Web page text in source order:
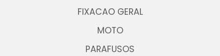
FIXACAO GERAL
MOTO
PARAFUSOS